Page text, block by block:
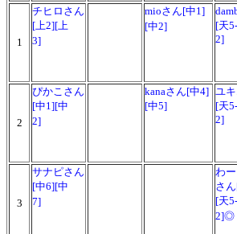
1
チヒロさん
[上2][上
3]
mioさん[中1]
[中2]
[天
2]
2
ぴかこさん
[中1][中
2]
kanaさん[中4]
[中5]
ユ
[天
2]
3
サナピさん
[中6][中
7]
わ
さん
[天5-